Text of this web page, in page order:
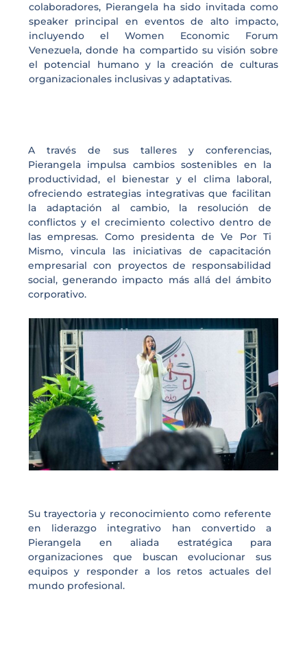
colaboradores, Pierangela ha sido invitada como
speaker principal en eventos de alto impacto,
incluyendo el Women Economic Forum
Venezuela, donde ha compartido su visión sobre
el potencial humano y la creación de culturas
organizacionales inclusivas y adaptativas.
A través de sus talleres y conferencias,
Pierangela impulsa cambios sostenibles en la
productividad, el bienestar y el clima laboral,
ofreciendo estrategias integrativas que facilitan
la adaptación al cambio, la resolución de
conflictos y el crecimiento colectivo dentro de
las empresas. Como presidenta de Ve Por Ti
Mismo, vincula las iniciativas de capacitación
empresarial con proyectos de responsabilidad
social, generando impacto más allá del ámbito
corporativo.
Su trayectoria y reconocimiento como referente
en liderazgo integrativo han convertido a
Pierangela en aliada estratégica para
organizaciones que buscan evolucionar sus
equipos y responder a los retos actuales del
mundo profesional.